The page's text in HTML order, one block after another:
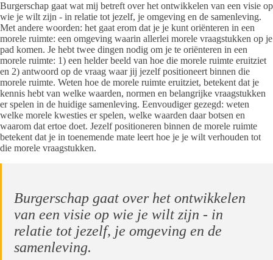
Burgerschap gaat wat mij betreft over het ontwikkelen van een visie op
wie je wilt zijn - in relatie tot jezelf, je omgeving en de samenleving.
Met andere woorden: het gaat erom dat je je kunt oriënteren in een
morele ruimte: een omgeving waarin allerlei morele vraagstukken op je
pad komen. Je hebt twee dingen nodig om je te oriënteren in een
morele ruimte: 1) een helder beeld van hoe die morele ruimte eruitziet
en 2) antwoord op de vraag waar jij jezelf positioneert binnen die
morele ruimte. Weten hoe de morele ruimte eruitziet, betekent dat je
kennis hebt van welke waarden, normen en belangrijke vraagstukken
er spelen in de huidige samenleving. Eenvoudiger gezegd: weten
welke morele kwesties er spelen, welke waarden daar botsen en
waarom dat ertoe doet. Jezelf positioneren binnen de morele ruimte
betekent dat je in toenemende mate leert hoe je je wilt verhouden tot
die morele vraagstukken.
Burgerschap gaat over het ontwikkelen
van een visie op wie je wilt zijn - in
relatie tot jezelf, je omgeving en de
samenleving.